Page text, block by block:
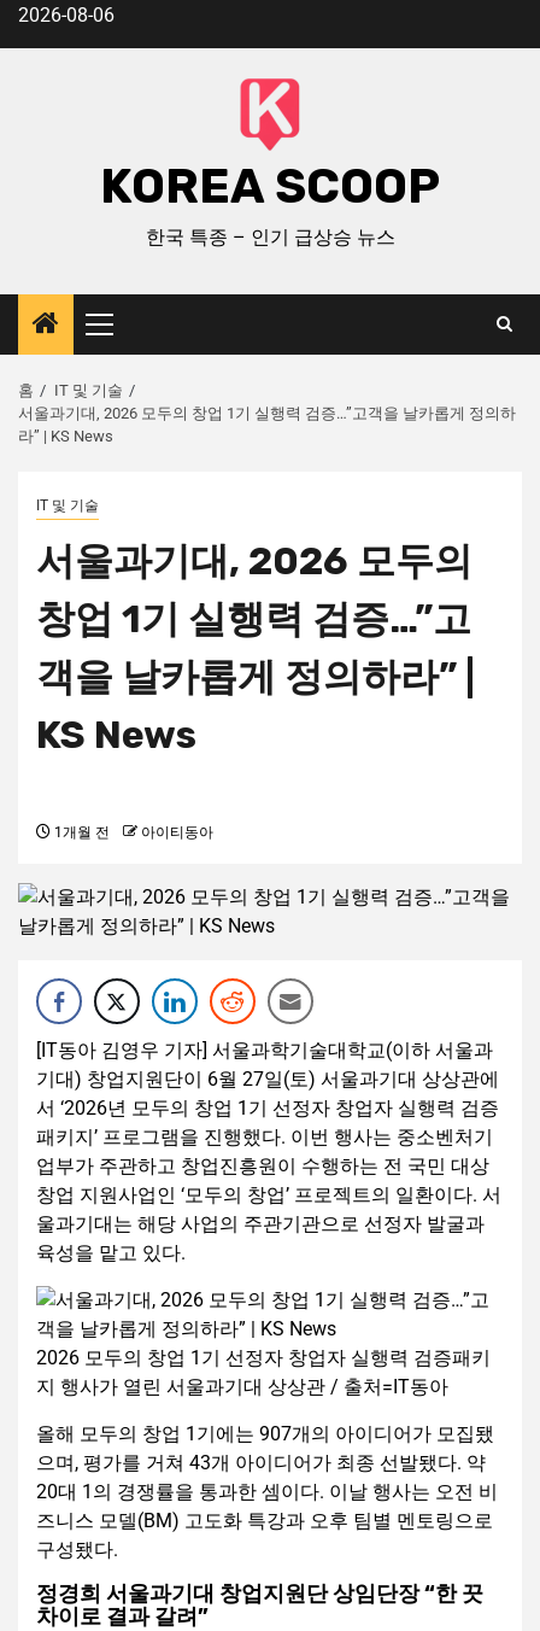
2026-08-06
KOREA SCOOP
한국 특종 – 인기 급상승 뉴스
홈
IT 및 기술
서울과기대, 2026 모두의 창업 1기 실행력 검증…”고객을 날카롭게 정의하
라” | KS News
IT 및 기술
서울과기대, 2026 모두의
창업 1기 실행력 검증…”고
객을 날카롭게 정의하라” |
KS News
1개월 전 아이티동아
[IT동아 김영우 기자] 서울과학기술대학교(이하 서울과
기대) 창업지원단이 6월 27일(토) 서울과기대 상상관에
서 ‘2026년 모두의 창업 1기 선정자 창업자 실행력 검증
패키지’ 프로그램을 진행했다. 이번 행사는 중소벤처기
업부가 주관하고 창업진흥원이 수행하는 전 국민 대상
창업 지원사업인 ‘모두의 창업’ 프로젝트의 일환이다. 서
울과기대는 해당 사업의 주관기관으로 선정자 발굴과
육성을 맡고 있다.
2026 모두의 창업 1기 선정자 창업자 실행력 검증패키
지 행사가 열린 서울과기대 상상관 / 출처=IT동아
올해 모두의 창업 1기에는 907개의 아이디어가 모집됐
으며, 평가를 거쳐 43개 아이디어가 최종 선발됐다. 약
20대 1의 경쟁률을 통과한 셈이다. 이날 행사는 오전 비
즈니스 모델(BM) 고도화 특강과 오후 팀별 멘토링으로
구성됐다.
정경희 서울과기대 창업지원단 상임단장 “한 끗
차이로 결과 갈려”